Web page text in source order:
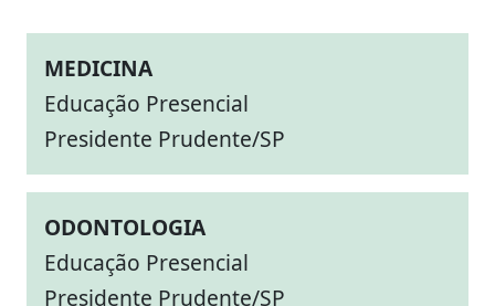
MEDICINA
Educação Presencial
Presidente Prudente/SP
ODONTOLOGIA
Educação Presencial
Presidente Prudente/SP